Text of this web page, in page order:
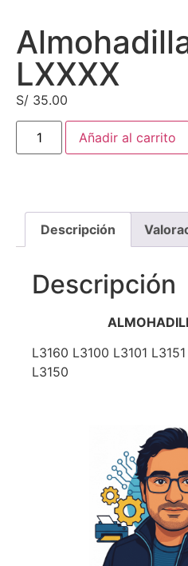
LXXXX
S/ 35.00
Añadir al carrito
Descripción
Descripción
L3160 L3100 L3101
L3150